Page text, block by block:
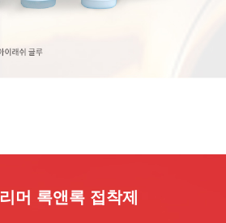
머 록앤록 접착제